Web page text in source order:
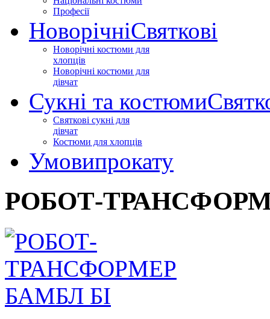
Професії
НоворічніСвяткові
Новорічні костюми для
хлопців
Новорічні костюми для
дівчат
Сукні та костюми
Святкові сукні для
дівчат
Костюми для хлопців
Умовипрокату
РОБОТ-